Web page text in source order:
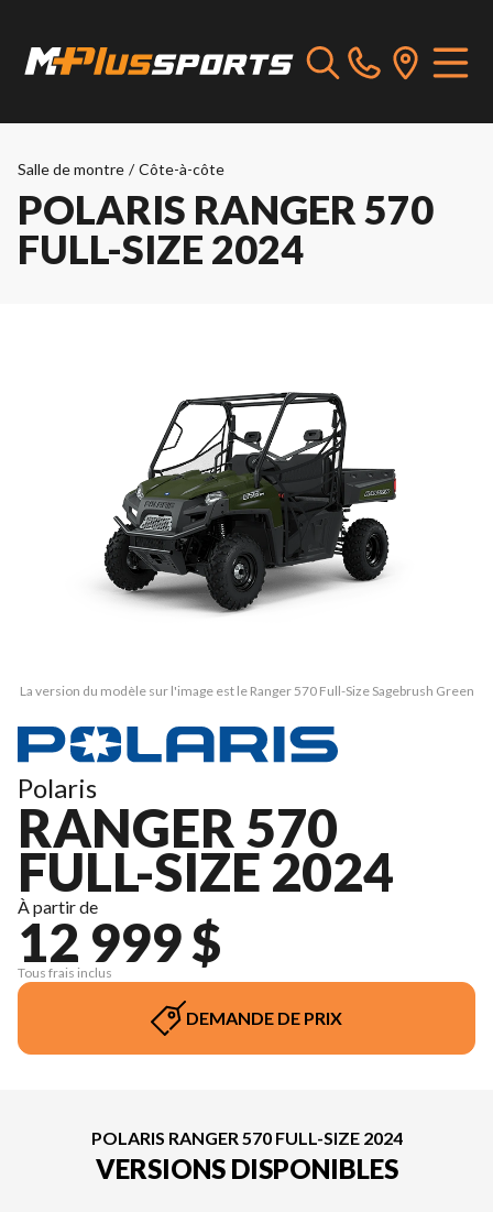
Salle de montre / Côte-à-côte
POLARIS RANGER 570
FULL-SIZE 2024
La version du modèle sur l'image est le Ranger 570 Full-Size Sagebrush Green
Polaris
RANGER 570
FULL-SIZE 2024
À partir de
12 999 $
Tous frais inclus
DEMANDE DE PRIX
POLARIS RANGER 570 FULL-SIZE 2024
VERSIONS DISPONIBLES